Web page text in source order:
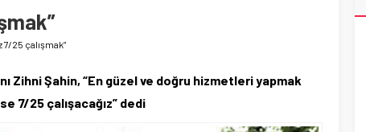
YAPILAN EN BÜYÜK HATALAR
7/25 çalışmak”
Zihni Şahin, “En güzel ve doğru hizmetleri yapmak
7/25 çalışacağız” dedi